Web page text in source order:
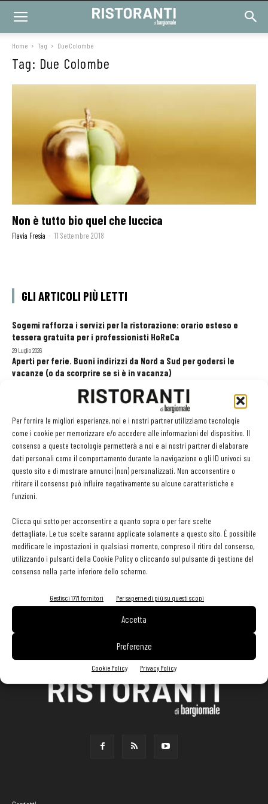
Per fornire le migliori esperienze, noi e i nostri partner utilizziamo tecnologie
come i cookie per memorizzare e/o accedere alle informazioni del dispositivo. Il
consenso a queste tecnologie permetterà a noi e ai nostri partner di elaborare
dati personali come il comportamento durante la navigazione o gli ID univoci su
questo sito e di mostrare annunci (non) personalizzati. Non acconsentire o
ritirare il consenso può influire negativamente su alcune caratteristiche e
funzioni.
Clicca qui sotto per acconsentire a quanto sopra o per fare scelte
dettagliate. Le tue scelte saranno applicate solamente a questo sito. È possibile
modificare le impostazioni in qualsiasi momento, compreso il ritiro del consenso,
utilizzando i pulsanti della Cookie Policy o cliccando sul pulsante di gestione del
consenso nella parte inferiore dello schermo.
Gestisci 1771 fornitori Per saperne di più su questi scopi
Accetta
Preferenze
Cookie Policy Privacy Policy
Home Tag Due Colombe
Tag: Due Colombe
Non è tutto bio quel che luccica
Flavia Fresia - 11 Settembre 2018
GLI ARTICOLI PIÙ LETTI
Sogemi rafforza i servizi per la ristorazione: orario esteso e
tessera gratuita per i professionisti HoReCa
29 Luglio 2026
Aperti per ferie. Buoni indirizzi da Nord a Sud per godersi le
vacanze (o da scorprire se si è in vacanza)
Pos, compagni di gestione. Le ultime soluzioni delle aziende
EDICOLA WEB